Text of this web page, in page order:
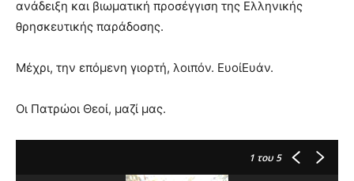
ανάδειξη και βιωματική προσέγγιση της Ελληνικής
θρησκευτικής παράδοσης.
Μέχρι, την επόμενη γιορτή, λοιπόν. ΕυοίΕυάν.
Οι Πατρώοι Θεοί, μαζί μας.
1 του 5